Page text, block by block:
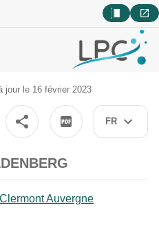
FR
jour le 16 février 2023
Auvergne